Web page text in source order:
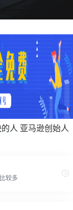
人 亚马逊创始人
较多